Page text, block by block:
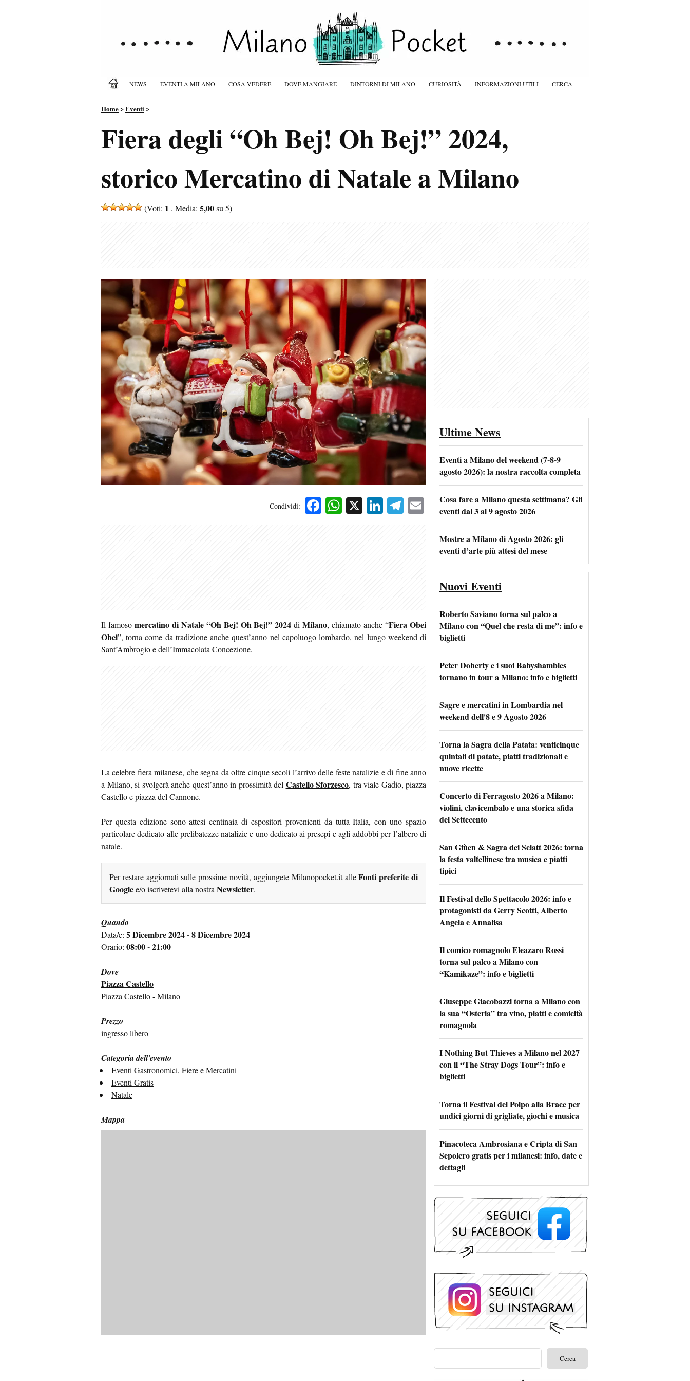
NEWS EVENTI A MILANO COSA VEDERE DOVE MANGIARE DINTORNI DI MILANO CURIOSITÀ INFORMAZIONI UTILI CERCA
Home>Eventi>
Fiera degli “Oh Bej! Oh Bej!” 2024,
storico Mercatino di Natale a Milano
(Voti: 1 . Media: 5,00su 5)
Condividi: Facebook
WhatsApp
X LinkedIn
Telegram
Email
Il famoso mercatino di Natale “Oh Bej! Oh Bej!” 2024 diMilano, chiamato anche “Fiera Obei
Obei”, torna come da tradizione anche quest’anno nel capoluogo lombardo, nel lungo weekend di
Sant’Ambrogio e dell’Immacolata Concezione.
La celebre fiera milanese, che segna da oltre cinque secoli l’arrivo delle feste natalizie e di fine anno
a Milano, si svolgerà anche quest’anno in prossimità del Castello Sforzesco, tra viale Gadio, piazza
Castello e piazza del Cannone.
Per questa edizione sono attesi centinaia di espositori provenienti da tutta Italia, con uno spazio
particolare dedicato alle prelibatezze natalizie e uno dedicato ai presepi e agli addobbi per l’albero di
natale.
Per restare aggiornati sulle prossime novità, aggiungete Milanopocket.it alleFonti preferite di
Googlee/o iscrivetevi alla nostraNewsletter.
Quando
Data/e: 5 Dicembre 2024 - 8 Dicembre 2024
Orario: 08:00 - 21:00
Dove
Piazza Castello
Piazza Castello - Milano
Prezzo
ingresso libero
Categoria dell'evento
Eventi Gastronomici, Fiere e Mercatini
Eventi Gratis
Natale
Mappa
Ultime News
Eventi a Milano del weekend (7-8-9
agosto 2026): la nostra raccolta completa
Cosa fare a Milano questa settimana? Gli
eventi dal 3 al 9 agosto 2026
Mostre a Milano di Agosto 2026: gli
eventi d’arte più attesi del mese
Nuovi Eventi
Roberto Saviano torna sul palco a
Milano con “Quel che resta di me”: info e
biglietti
Peter Doherty e i suoi Babyshambles
tornano in tour a Milano: info e biglietti
Sagre e mercatini in Lombardia nel
weekend dell'8 e 9 Agosto 2026
Torna la Sagra della Patata: venticinque
quintali di patate, piatti tradizionali e
nuove ricette
Concerto di Ferragosto 2026 a Milano:
violini, clavicembalo e una storica sfida
del Settecento
San Giùen & Sagra dei Sciatt 2026: torna
la festa valtellinese tra musica e piatti
tipici
Il Festival dello Spettacolo 2026: info e
protagonisti da Gerry Scotti, Alberto
Angela e Annalisa
Il comico romagnolo Eleazaro Rossi
torna sul palco a Milano con
“Kamikaze”: info e biglietti
Giuseppe Giacobazzi torna a Milano con
la sua “Osteria” tra vino, piatti e comicità
romagnola
I Nothing But Thieves a Milano nel 2027
con il “The Stray Dogs Tour”: info e
biglietti
Torna il Festival del Polpo alla Brace per
undici giorni di grigliate, giochi e musica
Pinacoteca Ambrosiana e Cripta di San
Sepolcro gratis per i milanesi: info, date e
dettagli